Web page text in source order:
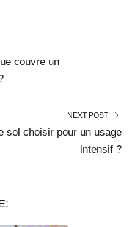
couvre un
NEXT POST
sol choisir pour un usage
intensif ?